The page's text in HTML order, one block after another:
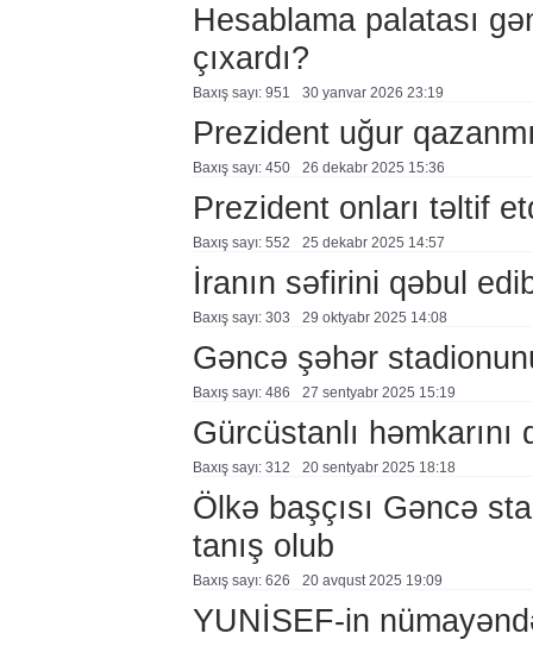
Hesablama palatası
çıxardı?
Baxış sayı: 951 30 yanvar 2026 23:19
Prezident uğur
Baxış sayı: 450 26 dekabr 2025 15:36
Prezident onları təltif
Baxış sayı: 552 25 dekabr 2025 14:57
İranın səfirini qəbul
Baxış sayı: 303 29 oktyabr 2025 14:08
Gəncə şəhər
Baxış sayı: 486 27 sentyabr 2025 15:19
Gürcüstanlı həmkarını
Baxış sayı: 312 20 sentyabr 2025 18:18
Ölkə başçısı Gəncə
tanış olub
Baxış sayı: 626 20 avqust 2025 19:09
YUNİSEF-in